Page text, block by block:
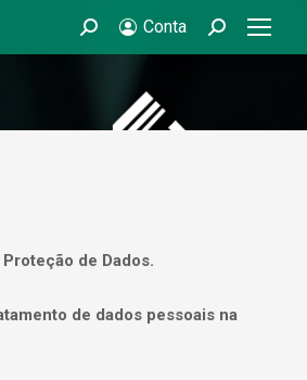
Search: Conta Search:
de Dados.
de dados pessoais na